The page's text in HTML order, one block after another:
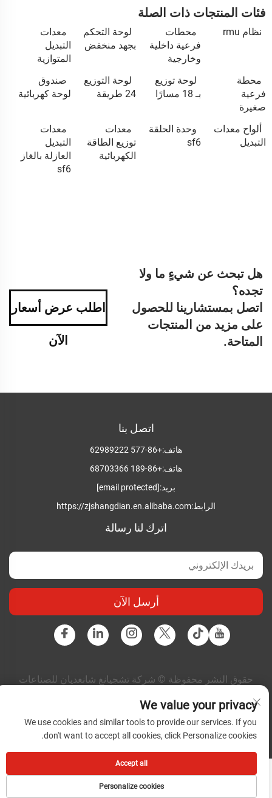
فئات المنتجات ذات الصلة
نظام rmu
محطات
فرعية داخلية
وخارجية
لوحة التحكم
بجهد منخفض
معدات
التبديل
المتوازية
محطة
فرعية
صغيرة
لوحة توزيع
بـ 18 مسارًا
لوحة التوزيع
24 طريقة
صندوق
لوحة كهربائية
ألواح معدات
التبديل
وحدة الحلقة
sf6
معدات
توزيع الطاقة
الكهربائية
معدات
التبديل
العازلة بالغاز
sf6
هل تبحث عن شيءٍ ما ولا
تجده؟
اتصل بمستشارينا للحصول
على مزيد من المنتجات
المتاحة.
اطلب عرض أسعار
الآن
اتصل بنا
هاتف:+86-577 62989222
هاتف:+86-189 68703366
بريد:[email protected]
الرابط:https://zjshangdian.en.alibaba.com
اترك لنا رسالة
أرسل الآن
حقوق النشر محفوظة © شركة تشجيانغ شانغديان للصناعات
الخصوصية
We value your privacy
We use cookies and similar tools to provide our services. If you
don't want to accept all cookies, click Personalize cookies.
Personalize cookies
Accept all